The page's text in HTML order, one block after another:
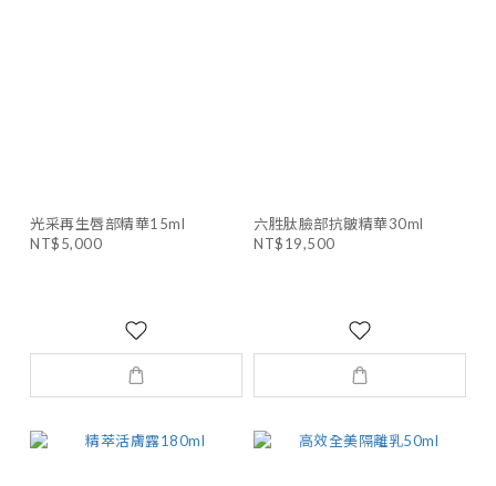
光采再生唇部精華15ml
NT$5,000
六胜肽臉部抗皺精華30ml
NT$19,500